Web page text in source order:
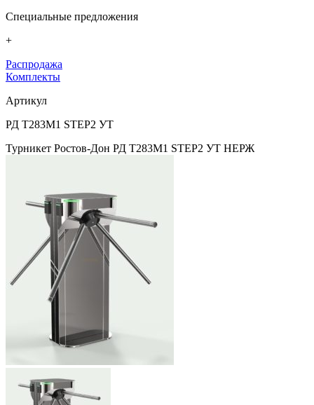
Специальные предложения
+
Распродажа
Комплекты
Артикул
РД Т283М1 STEP2 УТ
Турникет Ростов-Дон РД Т283М1 STEP2 УТ НЕРЖ